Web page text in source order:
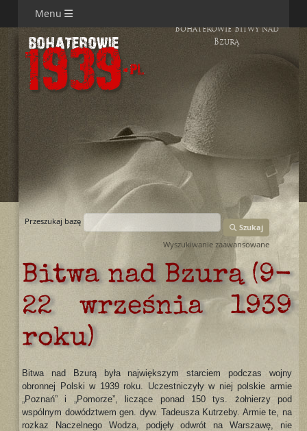
Menu
Bohaterowie Bitwy nad
Bzurą
Przeszukaj bazę
Szukaj
Wyszukiwanie zaawansowane
Bitwa nad Bzurą (9-
22 września 1939
roku)
Bitwa nad Bzurą była największym starciem podczas wojny
obronnej Polski w 1939 roku. Uczestniczyły w niej polskie armie
„Poznań” i „Pomorze”, liczące ponad 150 tys. żołnierzy pod
wspólnym dowództwem gen. dyw. Tadeusza Kutrzeby. Armie te, na
rozkaz Naczelnego Wodza, podjęły odwrót na Warszawę, nie